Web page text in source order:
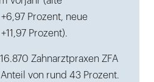
Prozent, neue
Prozent).
Zahnarztpraxen ZFA
von rund 43 Prozent.